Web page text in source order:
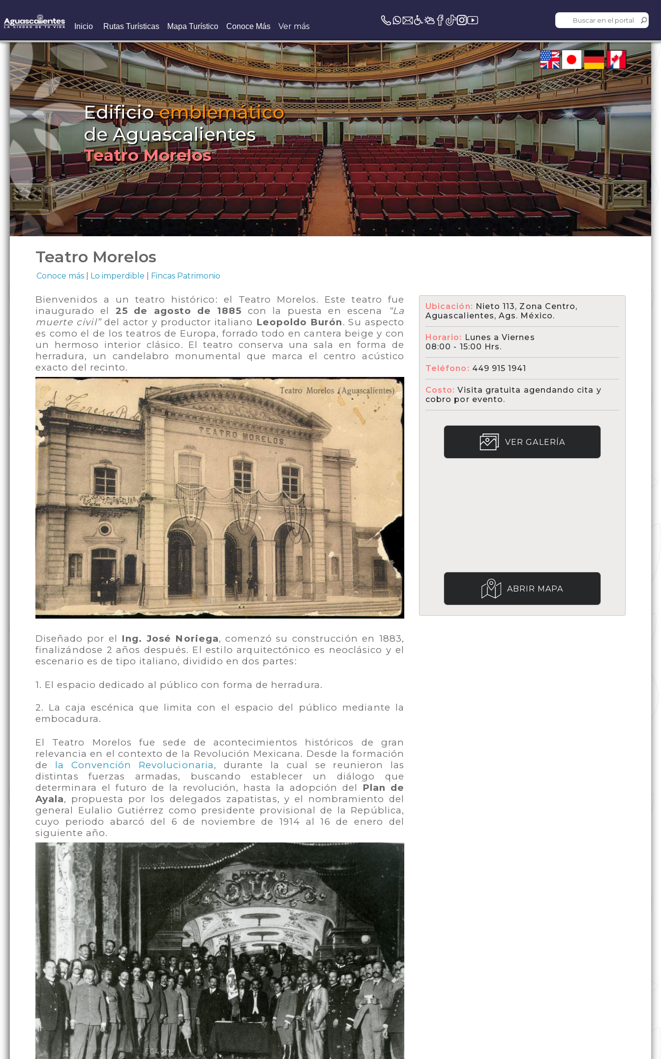
Inicio Rutas Turísticas Mapa Turístico Conoce Más Ver más
Edificioemblemático
de Aguascalientes
Teatro Morelos
Teatro Morelos
Conoce más Lo imperdible Fincas Patrimonio
Bienvenidos a un teatro histórico: el Teatro Morelos. Este teatro fue
inaugurado el 25 de agosto de 1885 con la puesta en escena
“La
muerte civil”del actor y productor italiano Leopoldo Burón. Su aspecto
es como el de los teatros de Europa, forrado todo en cantera beige y con
un hermoso interior clásico. El teatro conserva una sala en forma de
herradura, un candelabro monumental que marca el centro acústico
exacto del recinto.
Diseñado por el Ing. José Noriega, comenzó su construcción en 1883,
finalizándose 2 años después. El estilo arquitectónico es neoclásico y el
escenario es de tipo italiano, dividido en dos partes:
1. El espacio dedicado al público con forma de herradura.
2. La caja escénica que limita con el espacio del público mediante la
embocadura.
El Teatro Morelos fue sede de acontecimientos históricos de gran
relevancia en el contexto de la Revolución Mexicana. Desde la formación
de la Convención Revolucionaria, durante la cual se reunieron las
distintas fuerzas armadas, buscando establecer un diálogo que
determinara el futuro de la revolución, hasta la adopción del Plan de
Ayala, propuesta por los delegados zapatistas, y el nombramiento del
general Eulalio Gutiérrez como presidente provisional de la República,
cuyo periodo abarcó del 6 de noviembre de 1914 al 16 de enero del
siguiente año.
Ubicación: Nieto 113, Zona Centro,
Aguascalientes, Ags. México.
Horario: Lunes a Viernes
08:00 - 15:00 Hrs.
Teléfono: 449 915 1941
Costo:Visita gratuita agendando cita y
cobro por evento.
VER GALERÍA
ABRIR MAPA